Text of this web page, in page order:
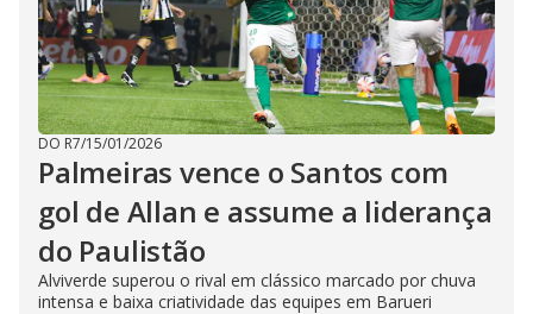
DO R7/15/01/2026
Palmeiras vence o Santos com
gol de Allan e assume a liderança
do Paulistão
Alviverde superou o rival em clássico marcado por chuva
intensa e baixa criatividade das equipes em Barueri